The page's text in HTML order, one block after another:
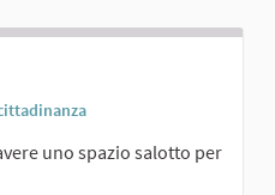
uno spazio salotto per